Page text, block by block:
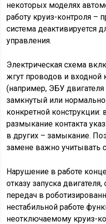
некоторых моделях
работу круиз-контроля –
система деактивируется
управления.
Электрическая схема
жгут проводов и входной
(например, ЭБУ
замкнутый или
конкретной конструкции:
размыкание контакта
в других – замыкание.
замене важно учитывать
Нарушение в работе
отказу запуска
передач в
нестабильной работе
неотключаемому круиз-